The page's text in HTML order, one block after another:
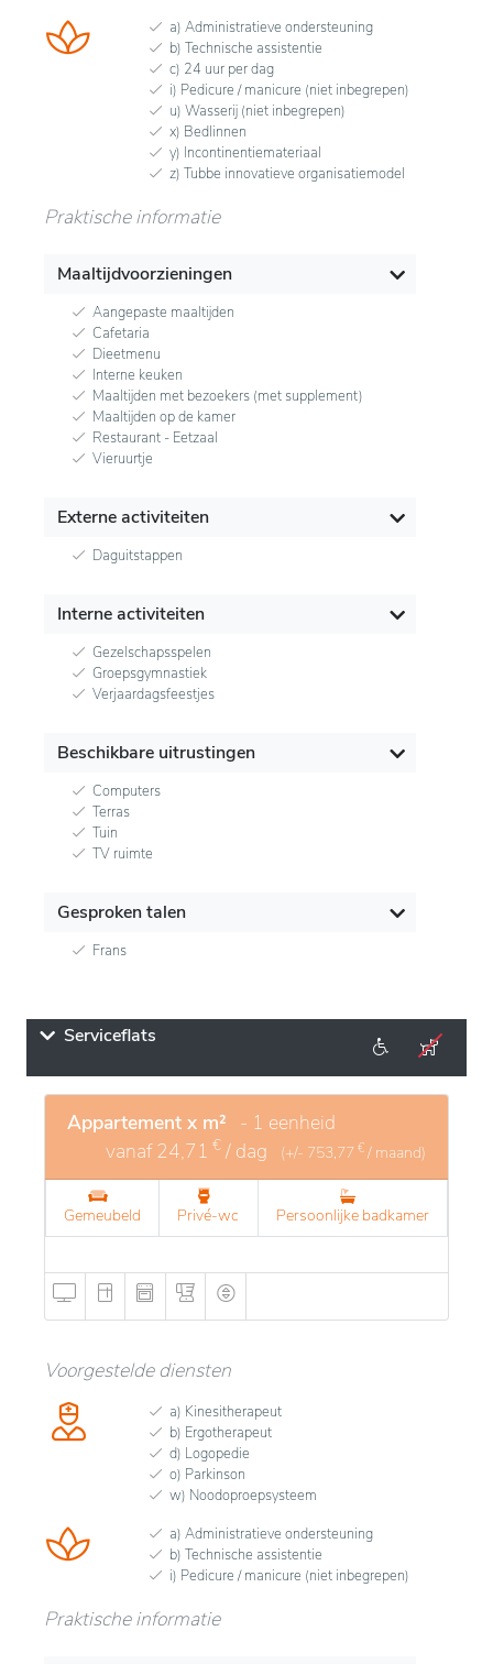
a) Administratieve ondersteuning
b) Technische assistentie
c) 24 uur per dag
i) Pedicure / manicure (niet inbegrepen)
u) Wasserij (niet inbegrepen)
x) Bedlinnen
y) Incontinentiemateriaal
z) Tubbe innovatieve organisatiemodel
Praktische informatie
Maaltijdvoorzieningen
Aangepaste maaltijden
Cafetaria
Dieetmenu
Interne keuken
Maaltijden met bezoekers (met supplement)
Maaltijden op de kamer
Restaurant - Eetzaal
Vieruurtje
Externe activiteiten
Daguitstappen
Interne activiteiten
Gezelschapsspelen
Groepsgymnastiek
Verjaardagsfeestjes
Beschikbare uitrustingen
Computers
Terras
Tuin
TV ruimte
Gesproken talen
Frans
Serviceflats
Appartement x m² - 1 eenheid
vanaf24,71 € / dag (+/- 753,77 € / maand)
Gemeubeld Privé-wc Persoonlijke badkamer
Voorgestelde diensten
a) Kinesitherapeut
b) Ergotherapeut
d) Logopedie
o) Parkinson
w) Noodoproepsysteem
a) Administratieve ondersteuning
b) Technische assistentie
i) Pedicure / manicure (niet inbegrepen)
Praktische informatie